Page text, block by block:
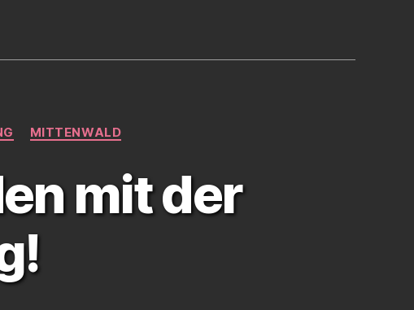
MITTENWALD
mit der